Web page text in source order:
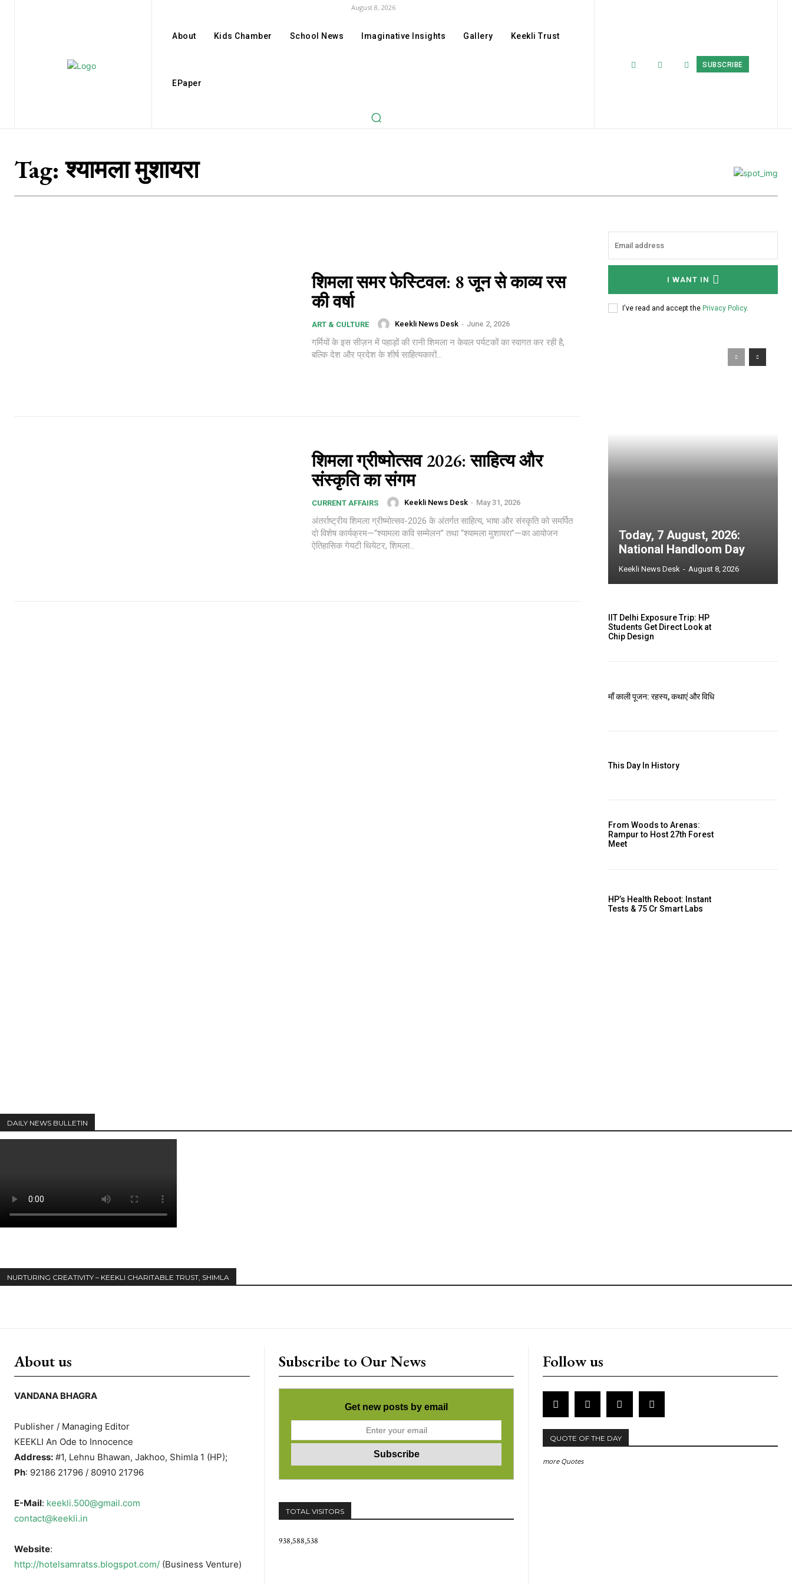
August 8, 2026
About Kids Chamber School News Imaginative Insights Gallery Keekli Trust
EPaper
SUBSCRIBE
Tag:श्यामला मुशायरा
शिमला समर फेस्टिवल: 8 जून से काव्य रस
की वर्षा
ART & CULTURE Keekli News Desk - June 2, 2026
गर्मियों के इस सीज़न में पहाड़ों की रानी शिमला न केवल पर्यटकों का स्वागत कर रही है,
बल्कि देश और प्रदेश के शीर्ष साहित्यकारों...
शिमला ग्रीष्मोत्सव 2026: साहित्य और
संस्कृति का संगम
CURRENT AFFAIRS Keekli News Desk - May 31, 2026
अंतर्राष्ट्रीय शिमला ग्रीष्मोत्सव-2026 के अंतर्गत साहित्य, भाषा और संस्कृति को समर्पित
दो विशेष कार्यक्रम—“श्यामला कवि सम्मेलन” तथा “श्यामला मुशायरा”—का आयोजन
ऐतिहासिक गेयटी थियेटर, शिमला...
I WANT IN
I've read and accept the Privacy Policy.
Today, 7 August, 2026:
National Handloom Day
Keekli News Desk - August 8, 2026
IIT Delhi Exposure Trip: HP
Students Get Direct Look at
Chip Design
माँ काली पूजन: रहस्य, कथाएं और विधि
This Day In History
From Woods to Arenas:
Rampur to Host 27th Forest
Meet
HP’s Health Reboot: Instant
Tests & ₹75 Cr Smart Labs
DAILY NEWS BULLETIN
NURTURING CREATIVITY – KEEKLI CHARITABLE TRUST, SHIMLA
About us
VANDANA BHAGRA
Publisher / Managing Editor
KEEKLI An Ode to Innocence
Address: #1, Lehnu Bhawan, Jakhoo, Shimla 1 (HP);
Ph: 92186 21796 / 80910 21796
E-Mail: keekli.500@gmail.com
contact@keekli.in
Website:
http://hotelsamratss.blogspot.com/ (Business Venture)
Subscribe to Our News
Get new posts by email
TOTAL VISITORS
938,588,538
Follow us
QUOTE OF THE DAY
more Quotes